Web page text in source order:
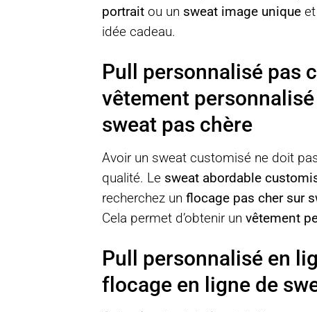
portrait ou un sweat image unique
idée cadeau.
Pull personnalisé pas
vêtement
sweat pas chère
Avoir un sweat customisé ne doit
qualité. Le sweat abordable
recherchez un flocage pas cher sur
Cela permet d’obtenir un vêtement
Pull personnalisé en
flocage en ligne de